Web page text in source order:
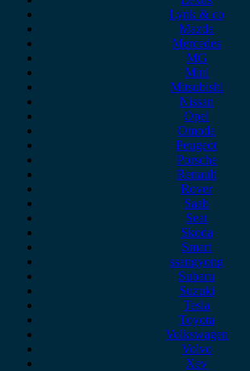
Lynk & co
Mazda
Mercedes
MG
Mini
Mitsubishi
Nissan
Opel
Omoda
Peugeot
Porsche
Renault
Rover
Saab
Seat
Skoda
Smart
ssangyong
Subaru
Suzuki
Tesla
Toyota
Volkswagen
Volvo
Xev